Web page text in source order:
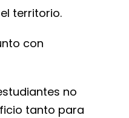
territorio.
con
no
tanto para